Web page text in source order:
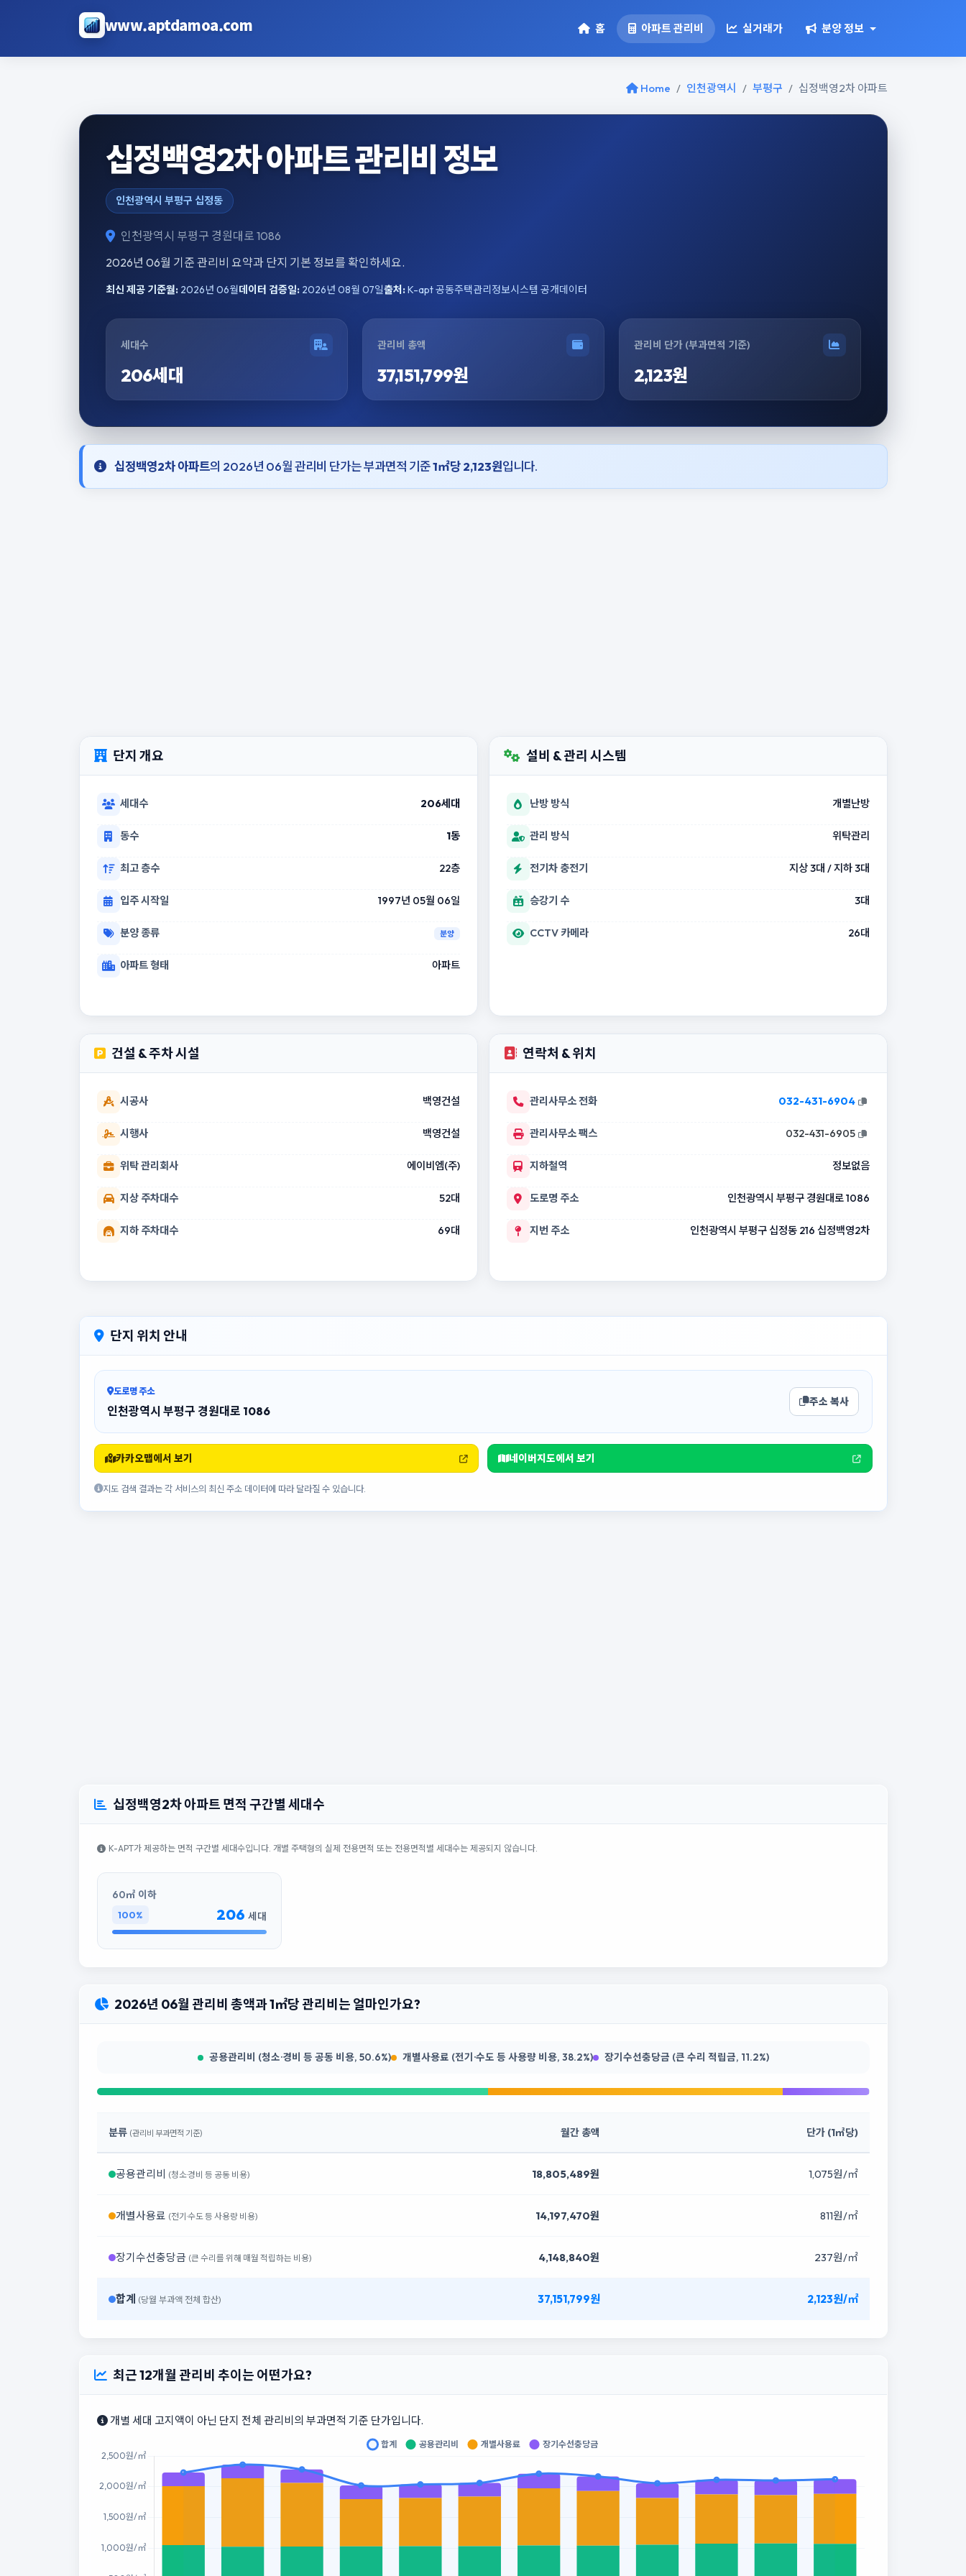
www.aptdamoa.com 홈 아파트 관리비 실거래가 분양 정보
Home 인천광역시 부평구 십정백영2차 아파트
십정백영2차 아파트 관리비 정보
인천광역시 부평구 십정동
인천광역시 부평구 경원대로 1086
2026년 06월 기준 관리비 요약과 단지 기본 정보를 확인하세요.
최신 제공 기준월:2026년 06월데이터 검증일:2026년 08월 07일출처:K-apt 공동주택관리정보시스템 공개데이터
세대수
206세대
관리비 총액
37,151,799원
관리비 단가 (부과면적 기준)
2,123원
십정백영2차 아파트의 2026년 06월 관리비 단가는 부과면적 기준1㎡당 2,123원입니다.
단지 개요
세대수 206세대
동수 1동
최고 층수 22층
입주 시작일 1997년 05월 06일
분양 종류 분양
아파트 형태 아파트
설비 & 관리 시스템
난방 방식 개별난방
관리 방식 위탁관리
전기차 충전기 지상 3대 / 지하 3대
승강기 수 3대
CCTV 카메라 26대
건설 & 주차 시설
시공사 백영건설
시행사 백영건설
위탁 관리회사 에이비엠(주)
지상 주차대수 52대
지하 주차대수 69대
연락처 & 위치
관리사무소 전화 032-431-6904
관리사무소 팩스 032-431-6905
지하철역 정보없음
도로명 주소 인천광역시 부평구 경원대로 1086
지번 주소 인천광역시 부평구 십정동 216 십정백영2차
단지 위치 안내
도로명 주소
인천광역시 부평구 경원대로 1086
주소 복사
카카오맵에서 보기 네이버지도에서 보기
지도 검색 결과는 각 서비스의 최신 주소 데이터에 따라 달라질 수 있습니다.
십정백영2차 아파트 면적 구간별 세대수
K-APT가 제공하는 면적 구간별 세대수입니다. 개별 주택형의 실제 전용면적 또는 전용면적별 세대수는 제공되지 않습니다.
60㎡ 이하
100% 206 세대
2026년 06월 관리비 총액과 1㎡당 관리비는 얼마인가요?
공용관리비 (청소·경비 등 공동 비용, 50.6%) 개별사용료 (전기·수도 등 사용량 비용, 38.2%) 장기수선충당금 (큰 수리 적립금, 11.2%)
분류 (관리비 부과면적 기준) 월간 총액 단가 (1㎡당)
공용관리비 (청소·경비 등 공동 비용) 18,805,489원 1,075원/㎡
개별사용료 (전기·수도 등 사용량 비용) 14,197,470원 811원/㎡
장기수선충당금 (큰 수리를 위해 매월 적립하는 비용) 4,148,840원 237원/㎡
합계 (당월 부과액 전체 합산) 37,151,799원 2,123원/㎡
최근 12개월 관리비 추이는 어떤가요?
개별 세대 고지액이 아닌 단지 전체 관리비의 부과면적 기준 단가입니다.